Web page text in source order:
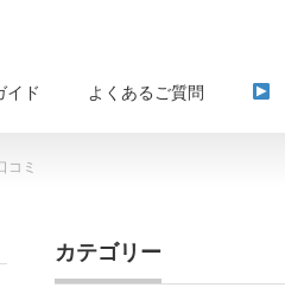
イド よくあるご質問
コミ
カテゴリー